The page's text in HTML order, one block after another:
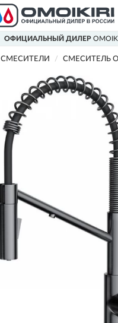
ОФИЦИАЛЬНЫЙ ДИЛЕР
СМЕСИТЕЛИ СМЕСИТЕЛЬ